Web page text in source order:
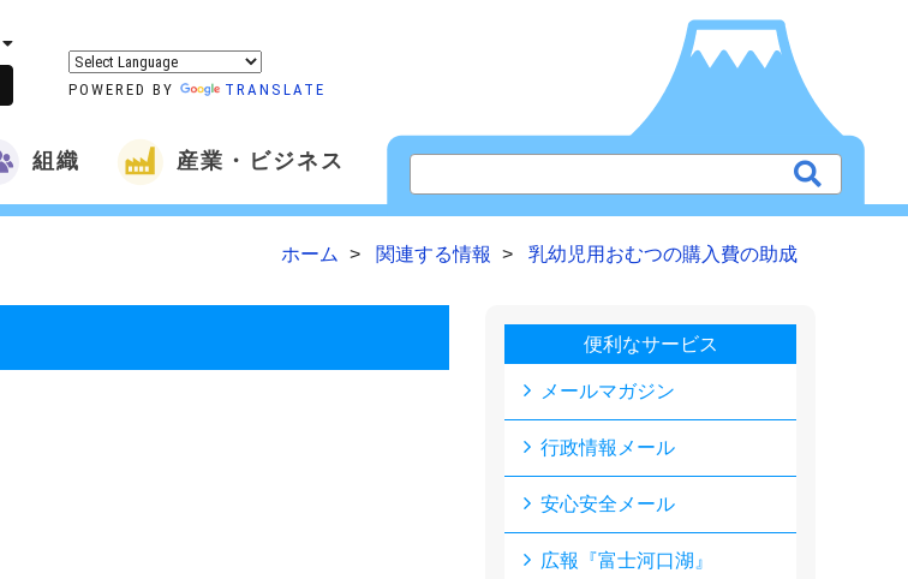
POWERED BY TRANSLATE
組織 産業・ビジネス
ホーム 関連する情報 乳幼児用おむつの購入費の助成
便利なサービス
メールマガジン
行政情報メール
安心安全メール
広報『富士河口湖』